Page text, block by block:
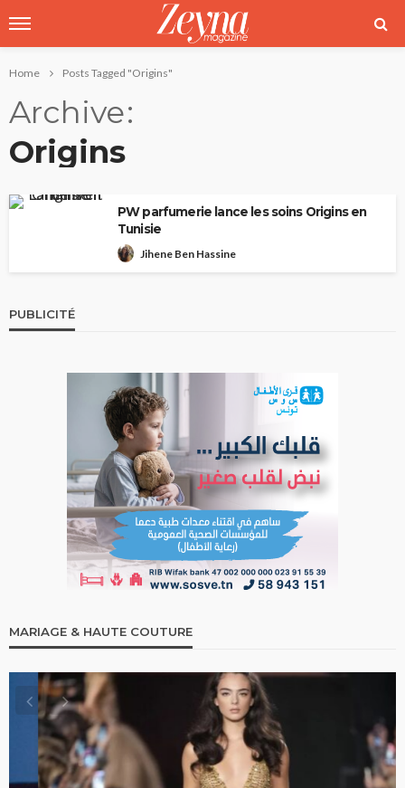
Home Posts Tagged "Origins"
Archive
Origins
PW parfumerie lance les soins Origins en
Tunisie
Jihene Ben Hassine
PUBLICITÉ
MARIAGE & HAUTE COUTURE